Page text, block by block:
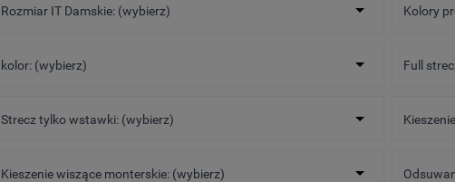
Rozmiar IT Damskie: (wybierz) Kolory
kolor: (wybierz) Full
Strecz tylko wstawki: (wybierz)
Kieszenie wiszące monterskie: (wybierz)